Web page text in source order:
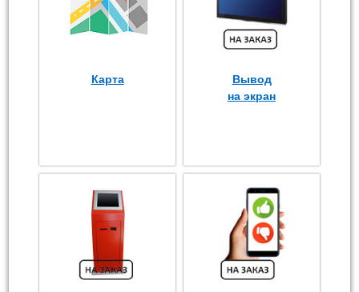
Карта
Вывод
на экран